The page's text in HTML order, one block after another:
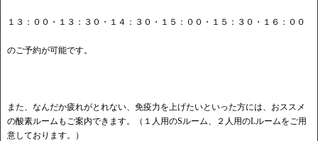
１３：００・１３：３０・１４：３０・１５：００・１５：３０・１６：００
のご予約が可能です。
また、なんだか疲れがとれない、免疫力を上げたいといった方には、おススメ
の酸素ルームもご案内できます。（１人用のSルーム、２人用のLルームをご用
意しております。）